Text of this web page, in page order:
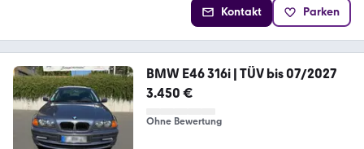
Kontakt Parken
BMW E46 316i | TÜV bis 07/2027
3.450 €
Ohne Bewertung